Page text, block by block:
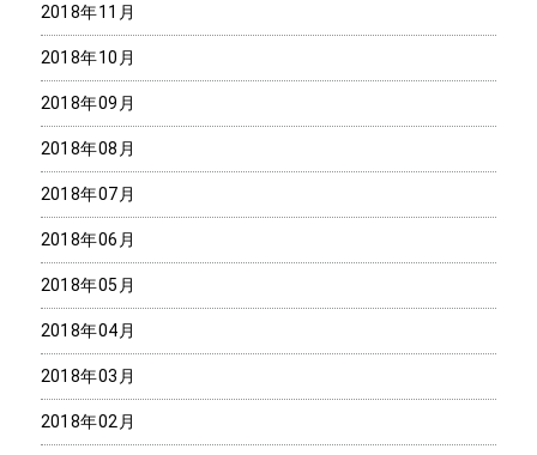
2018年11月
2018年10月
2018年09月
2018年08月
2018年07月
2018年06月
2018年05月
2018年04月
2018年03月
2018年02月